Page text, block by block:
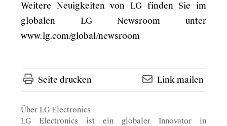
Weitere Neuigkeiten von LG finden Sie im
globalen LG Newsroom unter
www.lg.com/global/newsroom
Seite drucken Link mailen
Über LG Electronics
LG Electronics ist ein globaler Innovator in